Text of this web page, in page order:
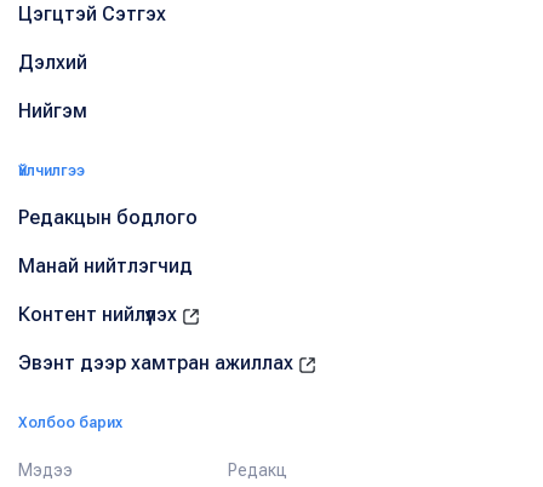
Цэгцтэй Сэтгэх
Дэлхий
Нийгэм
Үйлчилгээ
Редакцын бодлого
Манай нийтлэгчид
Контент нийлүүлэх
Эвэнт дээр хамтран ажиллах
Холбоо барих
Мэдээ
Редакц